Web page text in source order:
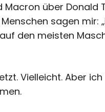
Macron über
sagen mir:
den meisten
Vielleicht. Aber